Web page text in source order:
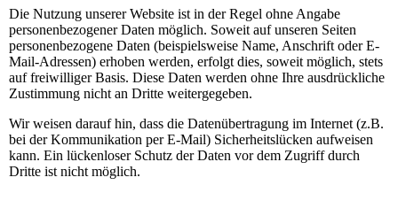
Die Nutzung unserer Website ist in der Regel ohne Angabe
personenbezogener Daten möglich. Soweit auf unseren Seiten
personenbezogene Daten (beispielsweise Name, Anschrift oder E-
Mail-Adressen) erhoben werden, erfolgt dies, soweit möglich, stets
auf freiwilliger Basis. Diese Daten werden ohne Ihre ausdrückliche
Zustimmung nicht an Dritte weitergegeben.
Wir weisen darauf hin, dass die Datenübertragung im Internet (z.B.
bei der Kommunikation per E-Mail) Sicherheitslücken aufweisen
kann. Ein lückenloser Schutz der Daten vor dem Zugriff durch
Dritte ist nicht möglich.